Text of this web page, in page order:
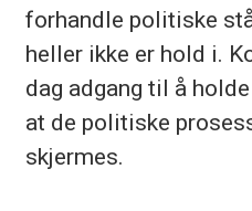
forhandle politiske
heller ikke er hold i.
dag adgang til å
at de politiske
skjermes.